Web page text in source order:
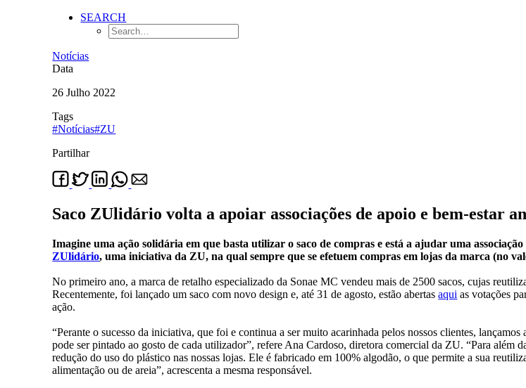
SEARCH
Notícias
Data
26 Julho 2022
Tags
#Notícias#ZU
Partilhar
Saco ZUlidário volta a apoiar associações de apoio e bem-estar
Imagine uma ação solidária em que basta utilizar o saco de compras e está a ajudar uma
ZUlidário, uma iniciativa da ZU, na qual sempre que se efetuem compras em lojas da marca (no
No primeiro ano, a marca de retalho especializado da Sonae MC vendeu mais de 2500 sacos, cujas
Recentemente, foi lançado um saco com novo design e, até 31 de agosto, estão abertasaqui as votações
ação.
“Perante o sucesso da iniciativa, que foi e continua a ser muito acarinhada pelos nossos clientes,
pode ser pintado ao gosto de cada utilizador”, refere Ana Cardoso, diretora comercial da ZU. “Para
redução do uso do plástico nas nossas lojas. Ele é fabricado em 100% algodão, o que permite a sua
alimentação ou de areia”, acrescenta a mesma responsável.